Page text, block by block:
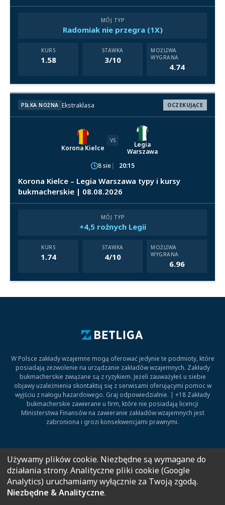
MÓJ TYP
Radomiak nie przegra (1X)
KURS
1.58
STAWKA
3/10
MOŻLIWA
WYGRANA
4.74
PIŁKA NOŻNA Ekstraklasa OCZEKUJĄCE
Korona Kielce
VS
Legia
Warszawa
8 sie
20:15
Korona Kielce – Legia Warszawa typy i kursy
bukmacherskie | 08.08.2026
MÓJ TYP
+4,5 rożnych Legii
KURS
1.74
STAWKA
4/10
MOŻLIWA
WYGRANA
6.96
W Polsce zakłady wzajemne mogą oferować jedynie te podmioty, które
posiadają zezwolenie na urządzanie zakładów wzajemnych. Zakłady
bukmacherskie związane są z ryzykiem. Jeżeli zauważyłeś u siebie
objawy uzależnienia skontaktuj się z serwisami oferującymi pomoc w
wyjściu z nałogu hazardowego. Graj odpowiedzialnie. | +18 Zakłady
bukmacherskie zawierane u firm, które nie posiadają licencji
Ministerstwa Finansów na zawieranie zakładów wzajemnych jest
zabroniona i grozi konsekwencjami prawnymi.
Polityka Afiliacyjna
Używamy plików cookie. Niezbędne są wymagane do
działania strony. Analityczne pliki cookie (Google
Analytics) uruchamiamy wyłącznie za Twoją zgodą.
Niezbędne & Analityczne.